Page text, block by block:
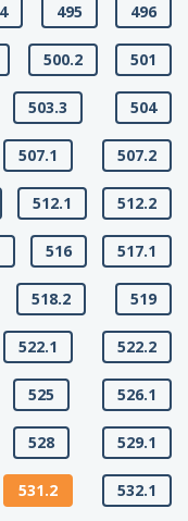
495 496
500.2 501
503.3 504
507.1 507.2
512.1 512.2
516 517.1
518.2 519
522.1 522.2
525 526.1
528 529.1
531.2 532.1